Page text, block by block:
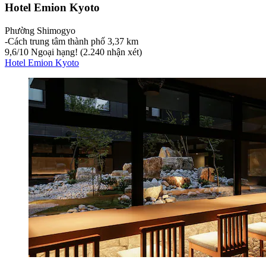
Hotel Emion Kyoto
Phường Shimogyo
‐Cách trung tâm thành phố 3,37 km
9,6/10 Ngoại hạng! (2.240 nhận xét)
Hotel Emion Kyoto